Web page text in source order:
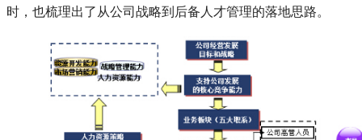
时，也梳理出了从公司战略到后备人才管理的落地思路。